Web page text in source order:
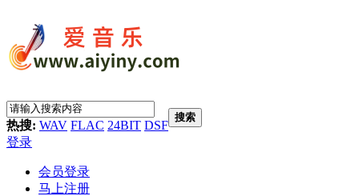
热搜: WAV FLAC 24BIT DSF
搜索
登录
会员登录
马上注册